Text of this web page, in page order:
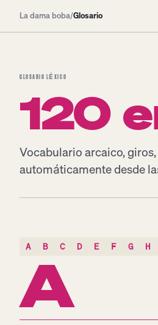
La dama boba/Glosario
GLOSARIO LÉXICO
120
Vocabulario arcaico,
automáticamente desde
A B C D E F G H
A